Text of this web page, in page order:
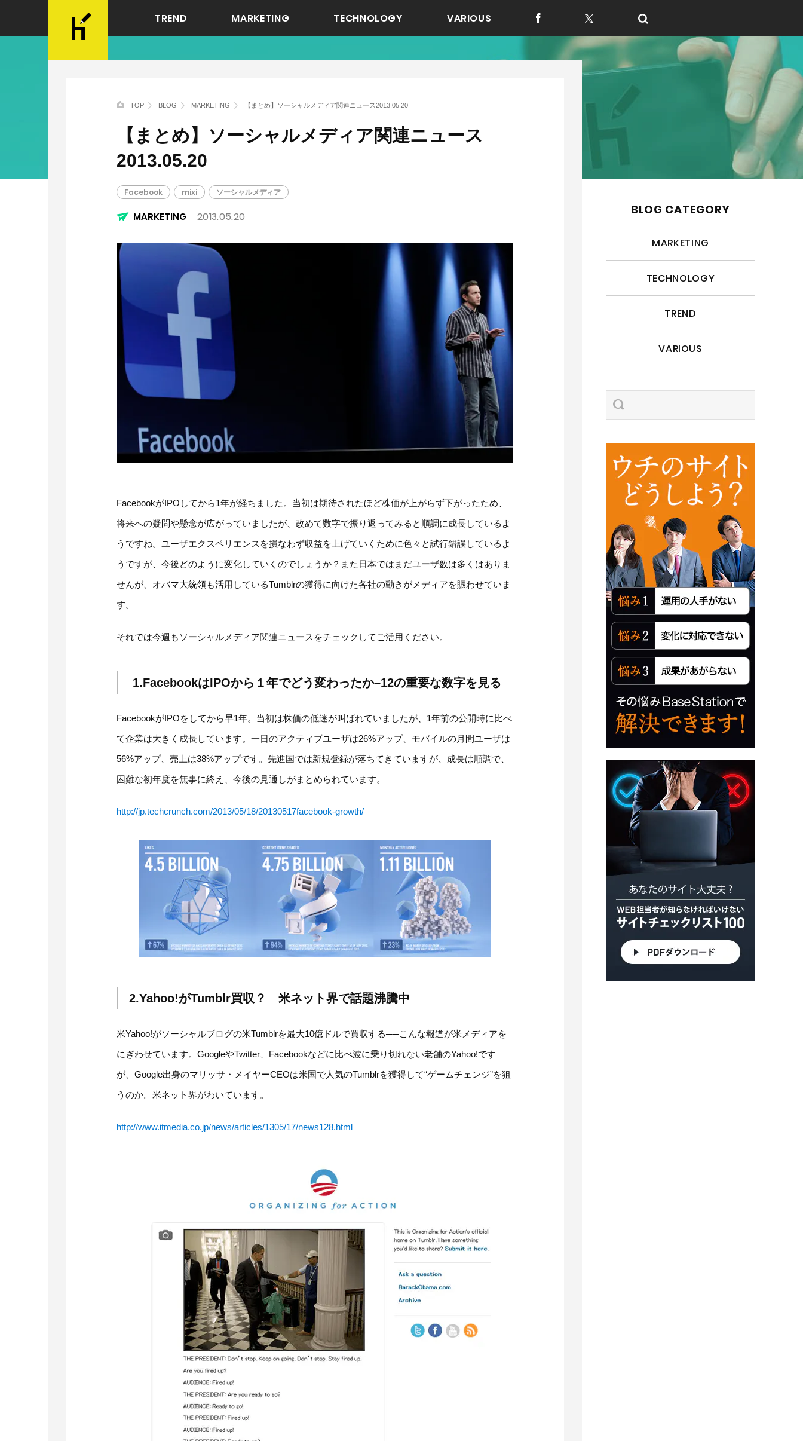
TREND MARKETING TECHNOLOGY VARIOUS f t
TOP BLOG MARKETING 【まとめ】ソーシャルメディア関連ニュース2013.05.20
【まとめ】ソーシャルメディア関連ニュース
2013.05.20
Facebook mixi ソーシャルメディア
MARKETING 2013.05.20
FacebookがIPOしてから1年が経ちました。当初は期待されたほど株価が上がらず下がったため、
将来への疑問や懸念が広がっていましたが、改めて数字で振り返ってみると順調に成長しているよ
うですね。ユーザエクスペリエンスを損なわず収益を上げていくために色々と試行錯誤しているよ
うですが、今後どのように変化していくのでしょうか？また日本ではまだユーザ数は多くはありま
せんが、オバマ大統領も活用しているTumblrの獲得に向けた各社の動きがメディアを賑わせていま
す。
それでは今週もソーシャルメディア関連ニュースをチェックしてご活用ください。
1.FacebookはIPOから１年でどう変わったか–12の重要な数字を見る
FacebookがIPOをしてから早1年。当初は株価の低迷が叫ばれていましたが、1年前の公開時に比べ
て企業は大きく成長しています。一日のアクティブユーザは26%アップ、モバイルの月間ユーザは
56%アップ、売上は38%アップです。先進国では新規登録が落ちてきていますが、成長は順調で、
困難な初年度を無事に終え、今後の見通しがまとめられています。
http://jp.techcrunch.com/2013/05/18/20130517facebook-growth/
2.Yahoo!がTumblr買収？ 米ネット界で話題沸騰中
米Yahoo!がソーシャルブログの米Tumblrを最大10億ドルで買収する──こんな報道が米メディアを
にぎわせています。GoogleやTwitter、Facebookなどに比べ波に乗り切れない老舗のYahoo!です
が、Google出身のマリッサ・メイヤーCEOは米国で人気のTumblrを獲得して“ゲームチェンジ”を狙
うのか。米ネット界がわいています。
http://www.itmedia.co.jp/news/articles/1305/17/news128.html
BLOG CATEGORY
MARKETING
TECHNOLOGY
TREND
VARIOUS